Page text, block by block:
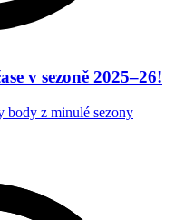
v sezoně 2025–26!
body z minulé sezony